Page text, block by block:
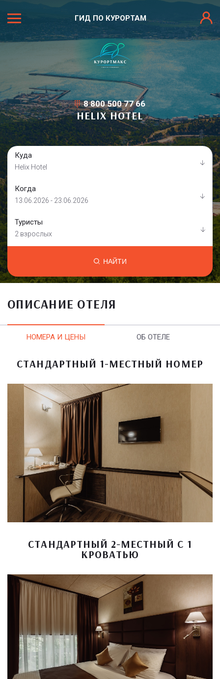
ГИД ПО КУРОРТАМ
8 800 500 77 66
HELIX HOTEL
Куда
Helix Hotel
Когда
13.06.2026 - 23.06.2026
Туристы
2 взрослых
НАЙТИ
ОПИСАНИЕ ОТЕЛЯ
НОМЕРА И ЦЕНЫ ОБ ОТЕЛЕ
СТАНДАРТНЫЙ 1-МЕСТНЫЙ НОМЕР
СТАНДАРТНЫЙ 2-МЕСТНЫЙ С 1
КРОВАТЬЮ